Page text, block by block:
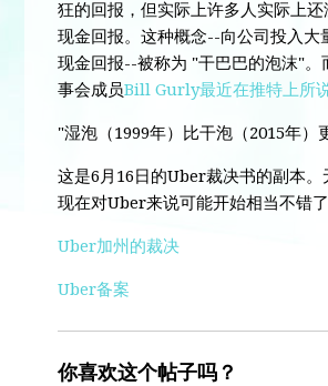
狂的回报，但实际上许多人实际上
现金回报。这种概念--向公司投入大
现金回报--被称为 "干巴巴的泡沫"。
事会成员Bill Gurly最近在推特上所说
"湿泡（1999年）比干泡（2015年）
这是6月16日的Uber裁决书的副本。
现在对Uber来说可能开始相当不错了
Uber加州的裁决
Uber备案
你喜欢这个帖子吗？